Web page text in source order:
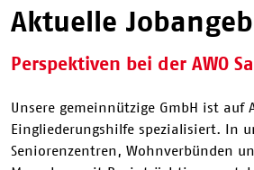
Aktuelle
Perspektiven bei der AWO
Unsere gemeinnützige GmbH ist auf
Eingliederungshilfe spezialisiert. In
Seniorenzentren, Wohnverbünden